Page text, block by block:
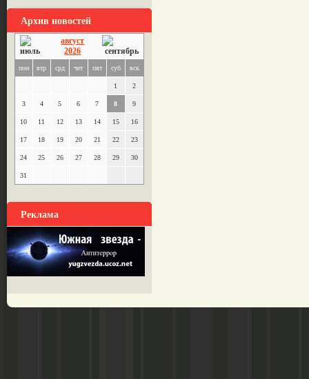
Архив новостей
август
2026
пон втр срд чет пят суб вск
1 2
3 4 5 6 7 8 9
10 11 12 13 14 15 16
17 18 19 20 21 22 23
24 25 26 27 28 29 30
31
Реклама